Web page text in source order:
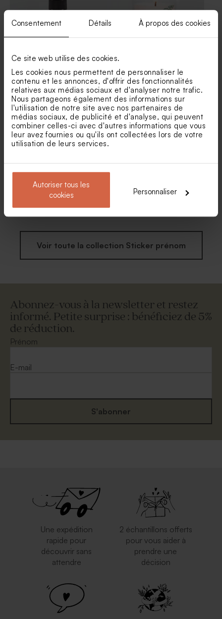
Consentement Détails À propos des cookies
Ce site web utilise des cookies.
Les cookies nous permettent de personnaliser le
contenu et les annonces, d'offrir des fonctionnalités
relatives aux médias sociaux et d'analyser notre trafic.
Nous partageons également des informations sur
l'utilisation de notre site avec nos partenaires de
médias sociaux, de publicité et d'analyse, qui peuvent
combiner celles-ci avec d'autres informations que vous
leur avez fournies ou qu'ils ont collectées lors de votre
utilisation de leurs services.
Autoriser tous les
cookies
Personnaliser
Tube à bulles fête or
Dragées anniversaire
lentilles XS or goût chocolat
195 gr (± 507 ex)
Sticker fête agrumes 5 x 5
cm
Sticker fête eucalyptus
Autocollant fête noir et blanc
à paillettes
paillettes
Voir toute la collection Sticker prénom
Abonnez-vous à la newsletter et restez
informé. Petite surprise : bénéficiez de 5%
de réduction.
Prénom
E-mail
S'abonner
Une expédition
rapide pour
découvrir sans
attendre
2 échantillons offerts
pour vous aider à
prendre une
décision